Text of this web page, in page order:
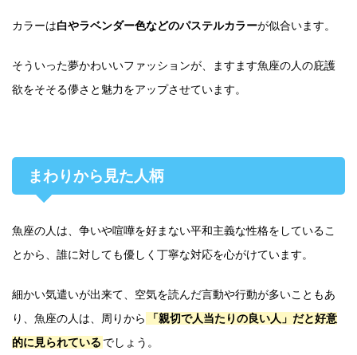
カラーは白やラベンダー色などのパステルカラーが似合います。
そういった夢かわいいファッションが、ますます魚座の人の庇護
欲をそそる儚さと魅力をアップさせています。
まわりから見た人柄
魚座の人は、争いや喧嘩を好まない平和主義な性格をしているこ
とから、誰に対しても優しく丁寧な対応を心がけています。
細かい気遣いが出来て、空気を読んだ言動や行動が多いこともあ
り、魚座の人は、周りから
「親切で人当たりの良い人」だと好意
的に見られている でしょう。